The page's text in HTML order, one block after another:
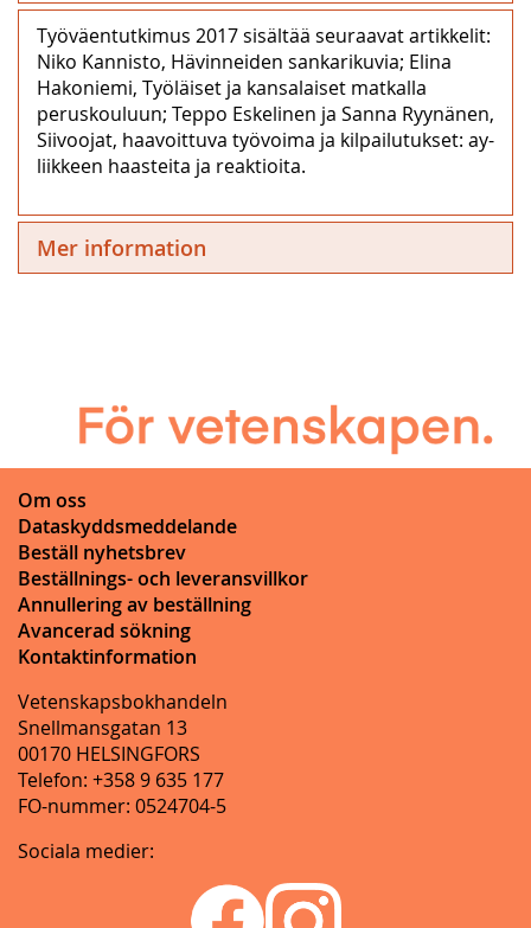
Työväentutkimus 2017 sisältää seuraavat artikkelit:
Niko Kannisto, Hävinneiden sankarikuvia; Elina
Hakoniemi, Työläiset ja kansalaiset matkalla
peruskouluun; Teppo Eskelinen ja Sanna Ryynänen,
Siivoojat, haavoittuva työvoima ja kilpailutukset: ay-
liikkeen haasteita ja reaktioita.
Mer information
Om oss
Dataskyddsmeddelande
Beställ nyhetsbrev
Beställnings- och leveransvillkor
Annullering av beställning
Avancerad sökning
Kontaktinformation
Vetenskapsbokhandeln
Snellmansgatan 13
00170 HELSINGFORS
Telefon: +358 9 635 177
FO-nummer: 0524704-5
Sociala medier: